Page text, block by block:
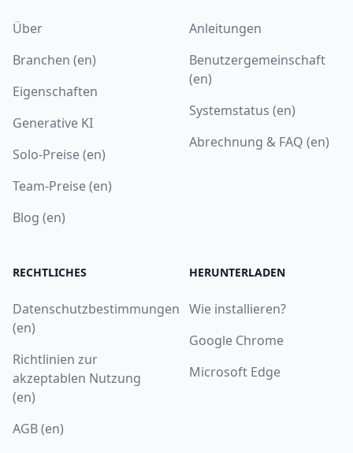
Über
Branchen (en)
Eigenschaften
Generative KI
Solo-Preise (en)
Team-Preise (en)
Blog (en)
Anleitungen
Benutzergemeinschaft
(en)
Systemstatus (en)
Abrechnung & FAQ (en)
RECHTLICHES
Datenschutzbestimmungen
(en)
Richtlinien zur
akzeptablen Nutzung
(en)
AGB (en)
HERUNTERLADEN
Wie installieren?
Google Chrome
Microsoft Edge